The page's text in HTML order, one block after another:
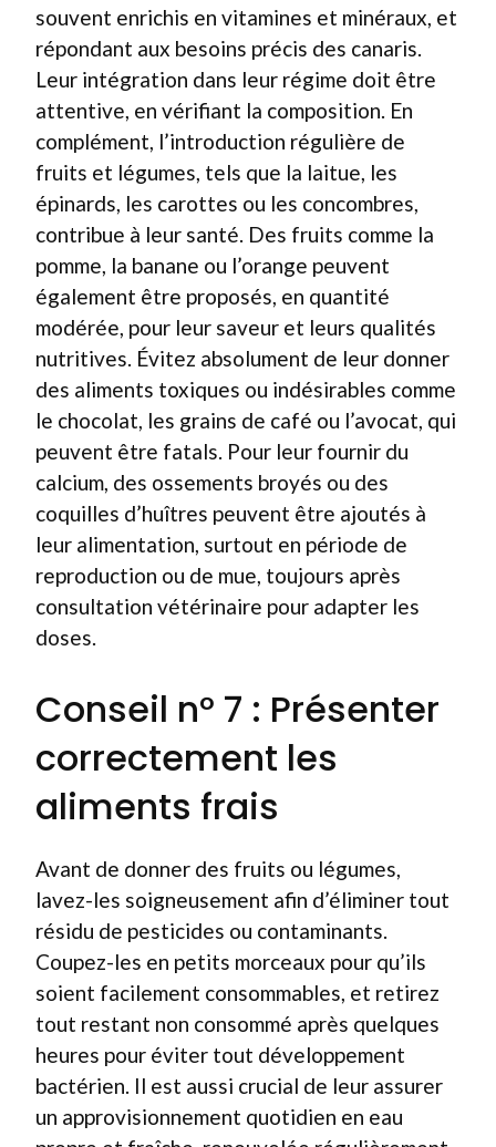
souvent enrichis en vitamines et minéraux, et
répondant aux besoins précis des canaris.
Leur intégration dans leur régime doit être
attentive, en vérifiant la composition. En
complément, l’introduction régulière de
fruits et légumes, tels que la laitue, les
épinards, les carottes ou les concombres,
contribue à leur santé. Des fruits comme la
pomme, la banane ou l’orange peuvent
également être proposés, en quantité
modérée, pour leur saveur et leurs qualités
nutritives. Évitez absolument de leur donner
des aliments toxiques ou indésirables comme
le chocolat, les grains de café ou l’avocat, qui
peuvent être fatals. Pour leur fournir du
calcium, des ossements broyés ou des
coquilles d’huîtres peuvent être ajoutés à
leur alimentation, surtout en période de
reproduction ou de mue, toujours après
consultation vétérinaire pour adapter les
doses.
Conseil n° 7 : Présenter
correctement les
aliments frais
Avant de donner des fruits ou légumes,
lavez-les soigneusement afin d’éliminer tout
résidu de pesticides ou contaminants.
Coupez-les en petits morceaux pour qu’ils
soient facilement consommables, et retirez
tout restant non consommé après quelques
heures pour éviter tout développement
bactérien. Il est aussi crucial de leur assurer
un approvisionnement quotidien en eau